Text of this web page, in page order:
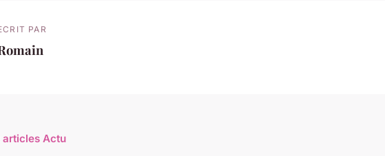
PAR
articles Actu